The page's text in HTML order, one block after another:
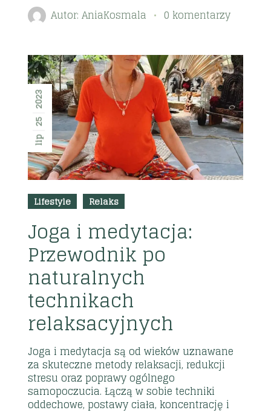
Autor:AniaKosmala 0 komentarzy
lip
25
2023
Lifestyle Relaks
Joga i medytacja:
Przewodnik po
naturalnych
technikach
relaksacyjnych
Joga i medytacja są od wieków uznawane
za skuteczne metody relaksacji, redukcji
stresu oraz poprawy ogólnego
samopoczucia. Łączą w sobie techniki
oddechowe, postawy ciała, koncentrację i